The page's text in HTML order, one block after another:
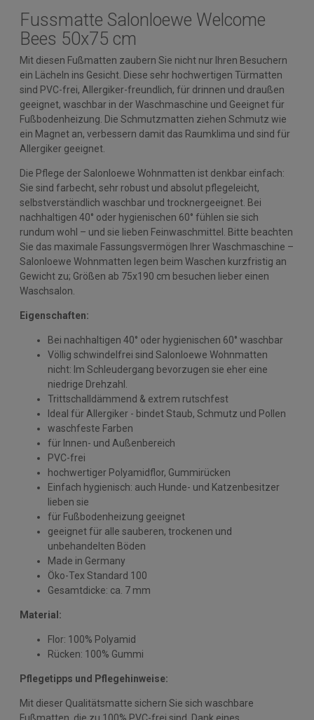
Fussmatte Salonloewe Welcome
Bees 50x75 cm
Mit diesen Fußmatten zaubern Sie nicht nur Ihren Besuchern
ein Lächeln ins Gesicht. Diese sehr hochwertigen Türmatten
sind PVC-frei, Allergiker-freundlich, für drinnen und draußen
geeignet, waschbar in der Waschmaschine und Geeignet für
Fußbodenheizung. Die Schmutzmatten ziehen Schmutz wie
ein Magnet an, verbessern damit das Raumklima und sind für
Allergiker geeignet.
Die Pflege der Salonloewe Wohnmatten ist denkbar einfach:
Sie sind farbecht, sehr robust und absolut pflegeleicht,
selbstverständlich waschbar und trocknergeeignet. Bei
nachhaltigen 40° oder hygienischen 60° fühlen sie sich
rundum wohl – und sie lieben Feinwaschmittel. Bitte beachten
Sie das maximale Fassungsvermögen Ihrer Waschmaschine –
Salonloewe Wohnmatten legen beim Waschen kurzfristig an
Gewicht zu; Größen ab 75x190 cm besuchen lieber einen
Waschsalon.
Eigenschaften:
Bei nachhaltigen 40° oder hygienischen 60° waschbar
Völlig schwindelfrei sind Salonloewe Wohnmatten
nicht: Im Schleudergang bevorzugen sie eher eine
niedrige Drehzahl.
Trittschalldämmend & extrem rutschfest
Ideal für Allergiker - bindet Staub, Schmutz und Pollen
waschfeste Farben
für Innen- und Außenbereich
PVC-frei
hochwertiger Polyamidflor, Gummirücken
Einfach hygienisch: auch Hunde- und Katzenbesitzer
lieben sie
für Fußbodenheizung geeignet
geeignet für alle sauberen, trockenen und
unbehandelten Böden
Made in Germany
Öko-Tex Standard 100
Gesamtdicke: ca. 7 mm
Material:
Flor: 100% Polyamid
Rücken: 100% Gummi
Pflegetipps und Pflegehinweise:
Mit dieser Qualitätsmatte sichern Sie sich waschbare